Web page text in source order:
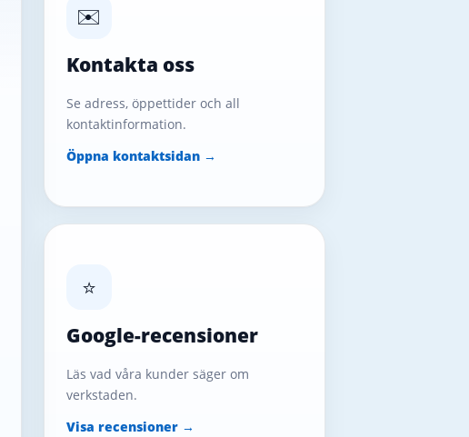
✉️
Kontakta oss
Se adress, öppettider och all
kontaktinformation.
Öppna kontaktsidan →
⭐
Google-recensioner
Läs vad våra kunder säger om
verkstaden.
Visa recensioner →